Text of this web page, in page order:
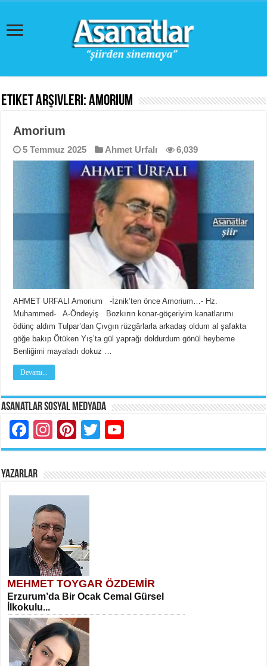
Etiket Arşivleri:Amorium
Amorium
5 Temmuz 2025 Ahmet Urfalı 6,039
AHMET URFALI Amorium -İznik’ten önce Amorium…- Hz.
Muhammed- A-Öndeyiş Bozkırın konar-göçeriyim kanatlarımı
ödünç aldım Tulpar’dan Çıvgın rüzgârlarla arkadaş oldum al şafakta
göğe bakıp Ötüken Yış’ta gül yaprağı doldurdum gönül heybeme
Benliğimi mayaladı dokuz …
Devamı...
Asanatlar Sosyal Medyada
Facebook
Instagram
Pinterest
Twitter
YAZARLAR
MEHMET TOYGAR ÖZDEMİR
Erzurum’da Bir Ocak Cemal Gürsel
İlkokulu...